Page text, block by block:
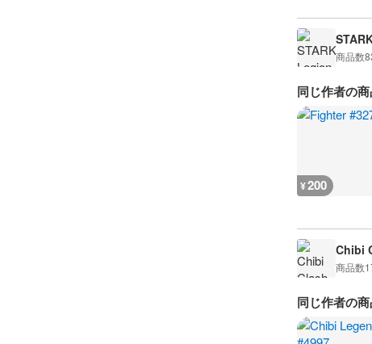
商品数
同じ作者の
¥200
Chibi
商品数
同じ作者の